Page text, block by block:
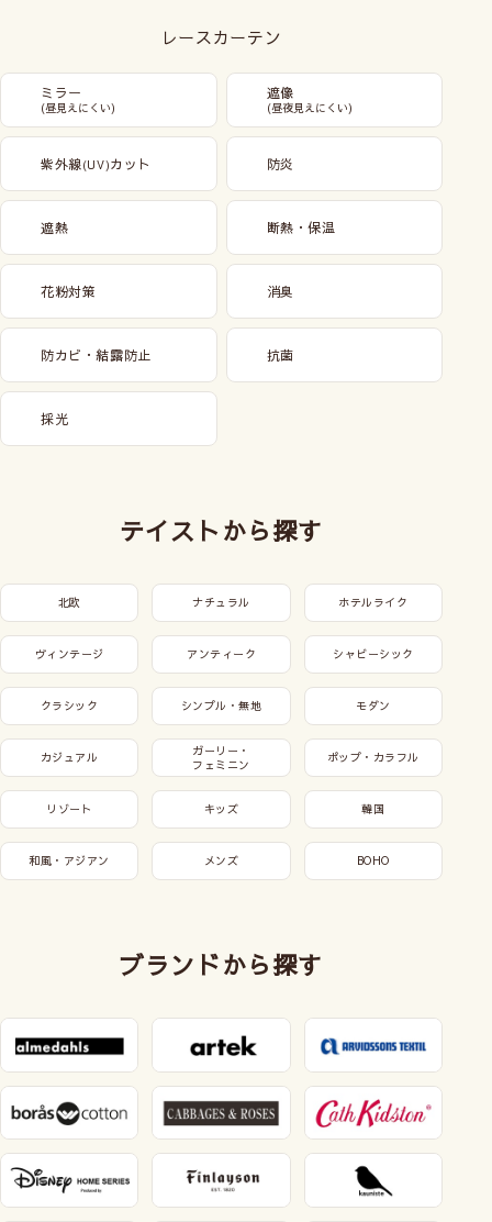
レースカーテン
ミラー
(昼見えにくい)
遮像
(昼夜見えにくい)
紫外線(UV)カット 防炎
遮熱 断熱・保温
花粉対策 消臭
防カビ・結露防止 抗菌
採光
テイストから探す
北欧 ナチュラル ホテルライク
ヴィンテージ アンティーク シャビーシック
クラシック シンプル・無地 モダン
カジュアル
ガーリー・
フェミニン
ポップ・カラフル
リゾート キッズ 韓国
和風・アジアン メンズ BOHO
ブランドから探す